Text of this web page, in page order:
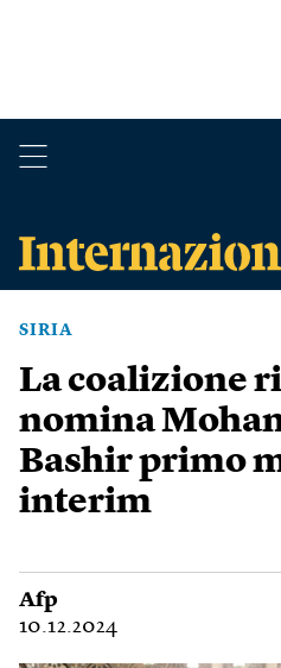
SIRIA
La coalizione
nomina
Bashir primo
interim
Afp
10.12.2024